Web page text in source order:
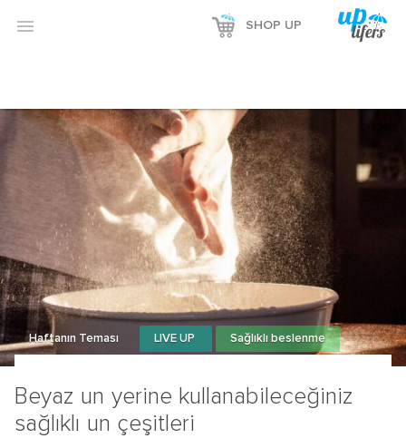
Reklamı Göster
Reklamı Gizle
 SHOP UP
Beyaz un yerine kullanabileceğiniz
sağlıklı un çeşitleri
Haftanın Teması LIVE UP Sağlıklı beslenme